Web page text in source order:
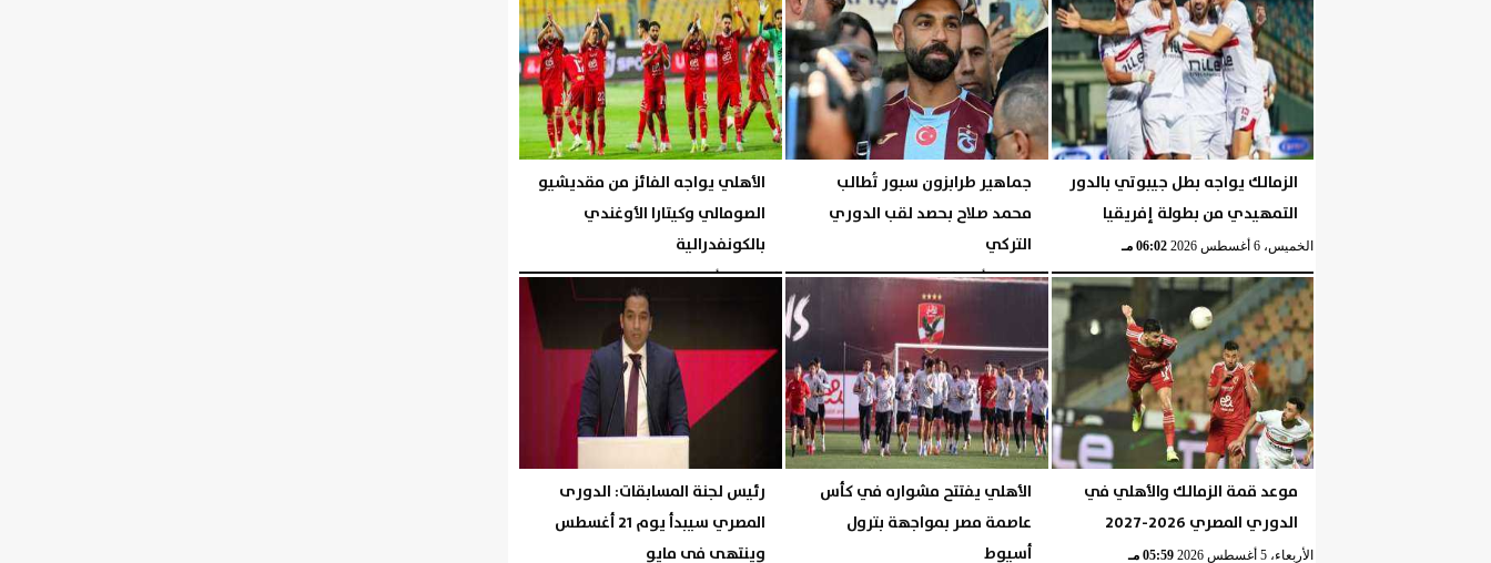
الزمالك يواجه بطل جيبوتي بالدور
التمهيدي من بطولة إفريقيا
الخميس، 6 أغسطس 2026 06:02 مـ
جماهير طرابزون سبور تُطالب
محمد صلاح بحصد لقب الدوري
التركي
الخميس، 6 أغسطس 2026 06:00 مـ
الأهلي يواجه الفائز من مقديشيو
الصومالي وكيتارا الأوغندي
بالكونفدرالية
الخميس، 6 أغسطس 2026 05:57 مـ
موعد قمة الزمالك والأهلي في
الدوري المصري 2026-2027
الأربعاء، 5 أغسطس 2026 05:59 مـ
الأهلي يفتتح مشواره في كأس
عاصمة مصر بمواجهة بترول
أسيوط
رئيس لجنة المسابقات: الدورى
المصري سيبدأ يوم 21 أغسطس
وينتهى فى مايو